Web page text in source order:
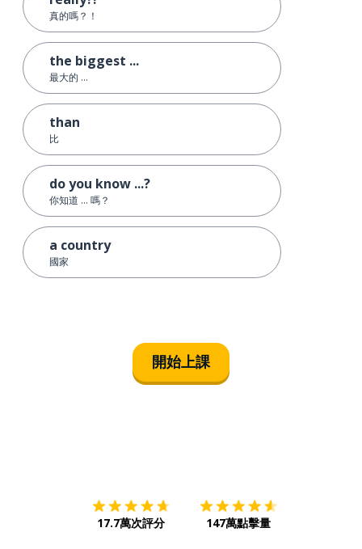
真的嗎？！
the biggest ...
最大的 ...
than
比
do you know ...?
你知道 ... 嗎？
a country
國家
開始上課
17.7萬次評分 147萬點擊量